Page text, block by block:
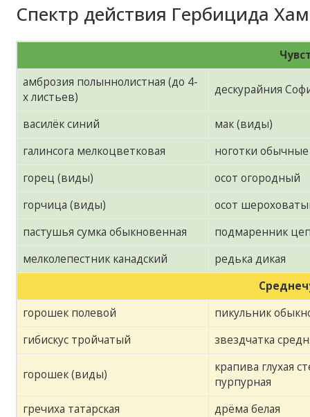
Спектр действия Гербицида
амброзия полыннолистная (до 4-
х листьев)
дескурайния
василёк синий
мак (виды)
галинсога мелкоцветковая
ноготки обычные
горец (виды)
осот огородный
горчица (виды)
осот
пастушья сумка обыкновенная
подмаренник
мелколепестник канадский
редька дикая
горошек полевой
пикульник
гибискус тройчатый
звездчатка
горошек (виды)
крапива глухая
пурпурная
гречиха татарская
дрёма белая